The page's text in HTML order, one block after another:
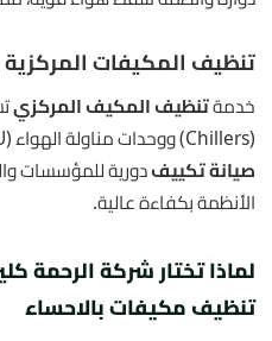
تنظيف المكيفات المركزية
خدمةتنظيف المكيف المركزي
(Chillers) ووحدات مناولة الهواء (AHU) والفلاتر. كما نوفر عقود
صيانة تكييفدورية للمؤسسات
الأنظمة بكفاءة عالية.
لماذا تختار شركة الرحمة
تنظيف مكيفات بالاحساء